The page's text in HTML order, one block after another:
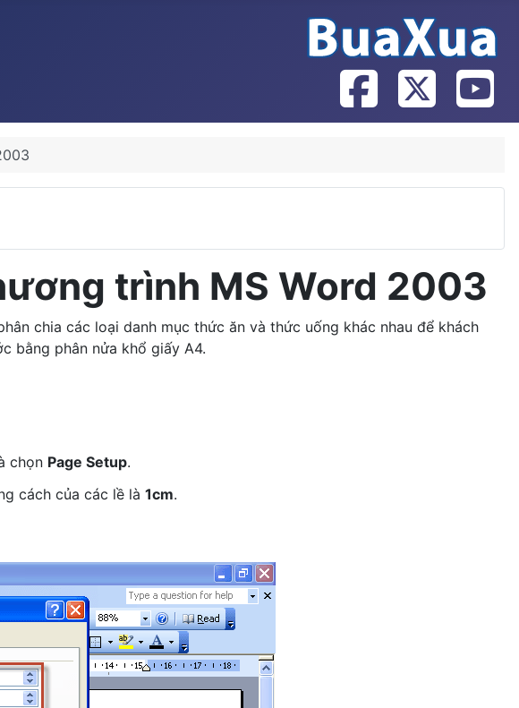
trình MS Word 2003
chia các loại danh mục thức ăn và thức uống khác nhau để khách
bằng phân nửa khổ giấy A4.
chọn Page Setup.
cách của các lề là 1cm.